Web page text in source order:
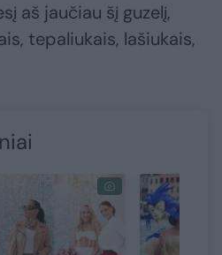
aš jaučiau šį guzelį,
tepaliukais, lašiukais,